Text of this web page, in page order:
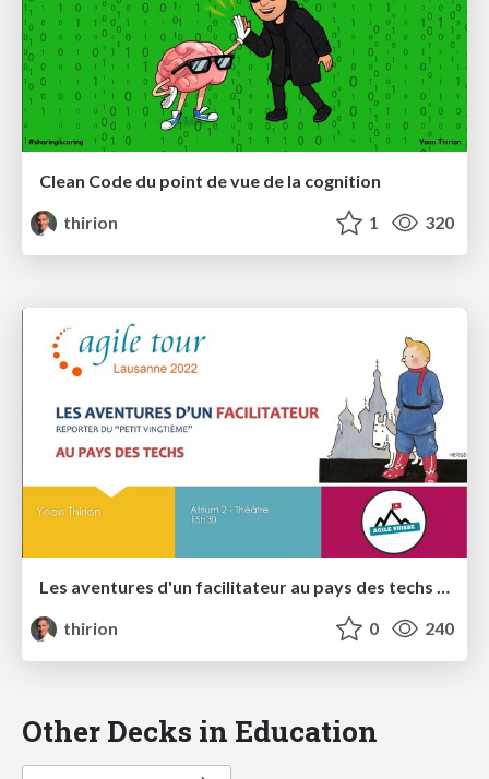
Clean Code du point de vue de la cognition
thirion
1 320
Les aventures d'un facilitateur au pays des techs - Agile Tour Lausanne 2022
thirion
0 240
Other Decks in Education